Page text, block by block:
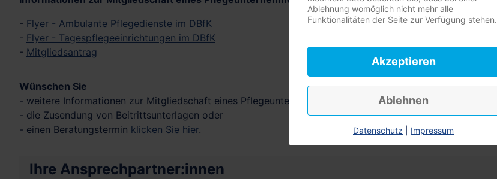
- Flyer - Ambulante Pflegedienste im DBfK
- Flyer - Tagespflegeeinrichtungen im DBfK
- Mitgliedsantrag
Wünschen Sie
- weitere Informationen zur Mitgliedschaft eines Pflegeunternehmens im DBfK,
- die Zusendung von Beitrittsunterlagen oder
- einen Beratungstermin klicken Sie hier.
Ihre Ansprechpartner:innen
Ablehnung womöglich nicht mehr alle
Funktionalitäten der Seite zur Verfügung stehen.
Akzeptieren
Ablehnen
Datenschutz Impressum